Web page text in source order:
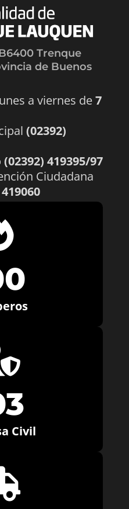
Trenque
de Buenos
a viernes de7
(02392)
(02392) 419395/97
Ciudadana
Civil